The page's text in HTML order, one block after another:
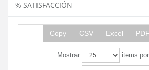
% SATISFACCIÓN
Copy CSV Excel PDF
Mostrar items